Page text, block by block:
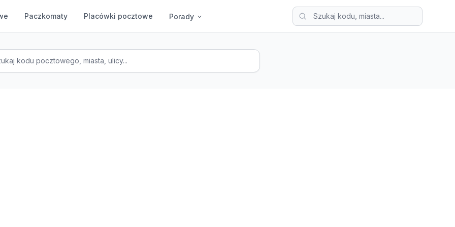
Paczkomaty Placówki pocztowe Porady